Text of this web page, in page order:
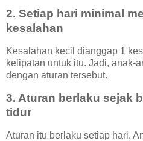
2. Setiap hari minimal
kesalahan
Kesalahan kecil dianggap 1
kelipatan untuk itu. Jadi, anak-
dengan aturan tersebut.
3. Aturan berlaku sejak
tidur
Aturan itu berlaku setiap hari.